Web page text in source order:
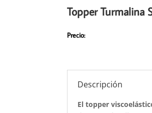
Topper Turmalina
Precio:
Descripción
El topper